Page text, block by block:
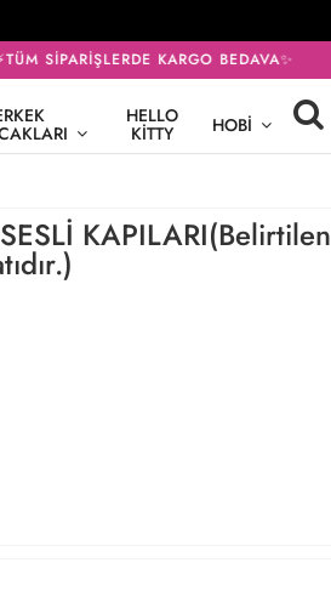
SİPARİŞLERDE KARGO BEDAVA✨
HELLO
KITTY HOBI
KAPILARI(Belirtilen